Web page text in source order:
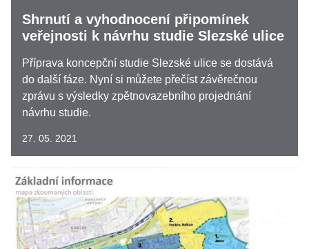
Shrnutí a vyhodnocení připomínek
veřejnosti k návrhu studie Slezské ulice
Příprava koncepční studie Slezské ulice se dostává
do další fáze. Nyní si můžete přečíst závěrečnou
zprávu s výsledky zpětnovazebního projednání
návrhu studie.
27. 05. 2021